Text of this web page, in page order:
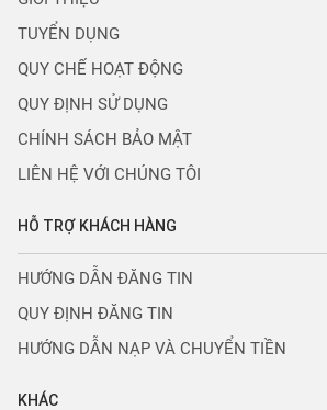
TUYỂN DỤNG
QUY CHẾ HOẠT ĐỘNG
QUY ĐỊNH SỬ DỤNG
CHÍNH SÁCH BẢO MẬT
LIÊN HỆ VỚI CHÚNG TÔI
HỖ TRỢ KHÁCH HÀNG
HƯỚNG DẪN ĐĂNG TIN
QUY ĐỊNH ĐĂNG TIN
HƯỚNG DẪN NẠP VÀ CHUYỂN TIỀN
KHÁC